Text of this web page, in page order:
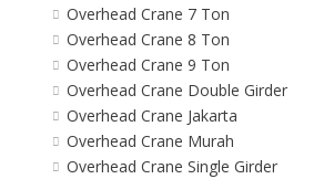
Overhead Crane 7 Ton
Overhead Crane 8 Ton
Overhead Crane 9 Ton
Overhead Crane Double Girder
Overhead Crane Jakarta
Overhead Crane Murah
Overhead Crane Single Girder